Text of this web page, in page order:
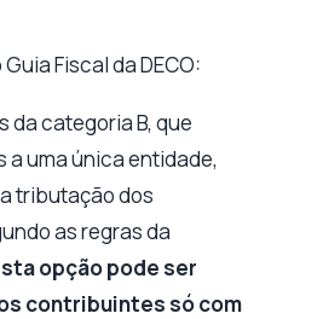
Fiscal da DECO:
da categoria B, que
a uma única entidade,
tributação dos
as regras da
opção pode ser
contribuintes só com